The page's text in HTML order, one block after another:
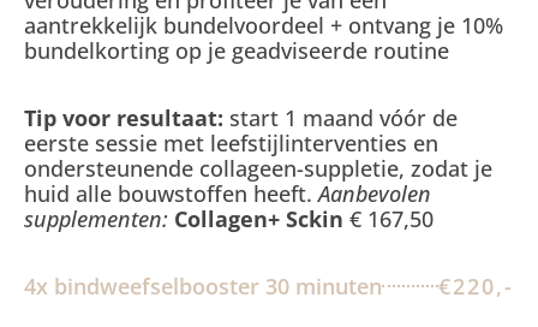
aantrekkelijk bundelvoordeel + ontvang je 10%
bundelkorting op je geadviseerde routine​
Tip voor resultaat: start 1 maand vóór de
eerste sessie met leefstijlinterventies en
ondersteunende collageen-suppletie, zodat je
huid alle bouwstoffen heeft.Aanbevolen
supplementen: Collagen+ Sckin € 167,50
4x bindweefselbooster 30 minuten €220,-